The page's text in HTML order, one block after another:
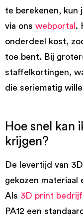
te berekenen, kun
via ons webportal .
onderdeel kost,
toe bent. Bij
staffelkortingen,
die seriematig
Hoe snel kan
krijgen?
De levertijd van
gekozen materiaal
Als 3D print bedrijf
PA12 een